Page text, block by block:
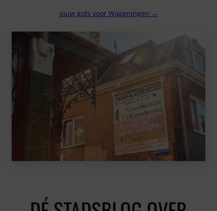
Jouw gids voor Wageningen →